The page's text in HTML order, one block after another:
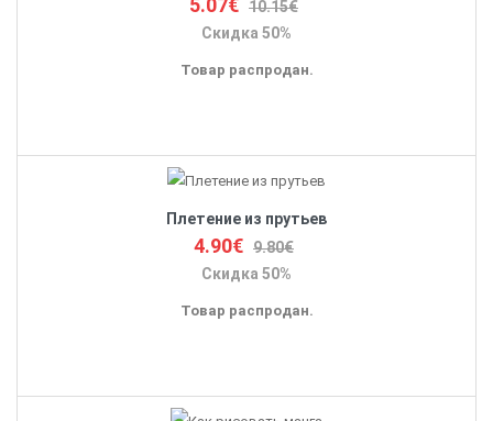
5.07€ 10.15€
Скидка 50%
Товар распродан.
Плетение из прутьев
4.90€ 9.80€
Скидка 50%
Товар распродан.